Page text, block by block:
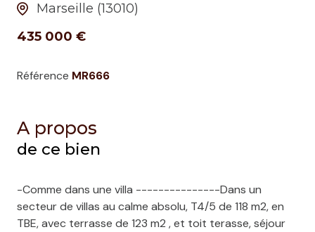
Marseille (13010)
435 000 €
Référence MR666
A propos
de ce bien
-Comme dans une villa ---------------Dans un
secteur de villas au calme absolu, T4/5 de 118 m2, en
TBE, avec terrasse de 123 m2 , et toit terasse, séjour